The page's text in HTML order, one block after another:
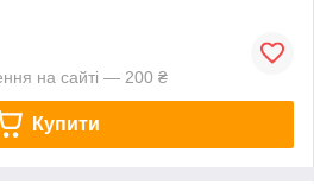
на сайті — 200 ₴
Купити